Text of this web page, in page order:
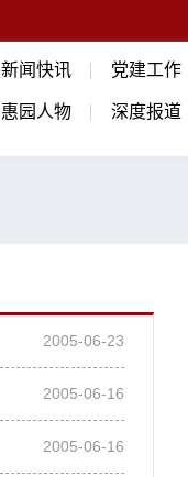
新闻快讯 党建工作
惠园人物 深度报道
2005-06-23
2005-06-16
2005-06-16